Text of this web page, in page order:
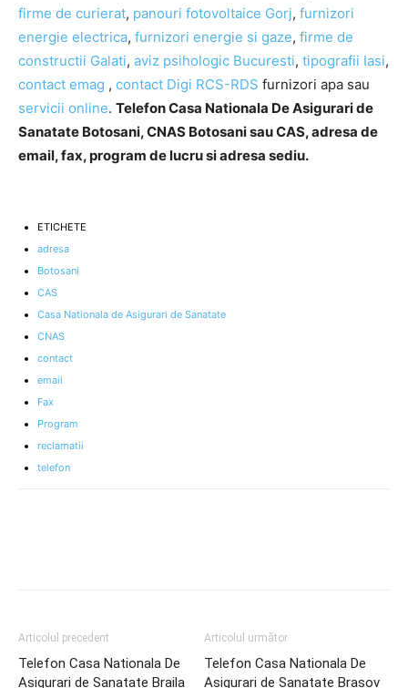
firme de curierat, panouri fotovoltaice Gorj, furnizori
energie electrica, furnizori energie si gaze, firme de
constructii Galati, aviz psihologic Bucuresti, tipografii Iasi,
contact emag , contact Digi RCS-RDS furnizori apa sau
servicii online. Telefon Casa Nationala De Asigurari de
Sanatate Botosani, CNAS Botosani sau CAS, adresa de
email, fax, program de lucru si adresa sediu.
ETICHETE
adresa
Botosani
CAS
Casa Nationala de Asigurari de Sanatate
CNAS
contact
email
Fax
Program
reclamatii
telefon
Articolul precedent
Telefon Casa Nationala De
Asigurari de Sanatate Braila
Articolul următor
Telefon Casa Nationala De
Asigurari de Sanatate Brasov